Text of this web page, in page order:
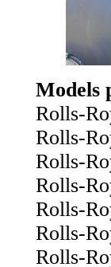
Models
Rolls-
Rolls-
Rolls-
Rolls-
Rolls-
Rolls-
Rolls-